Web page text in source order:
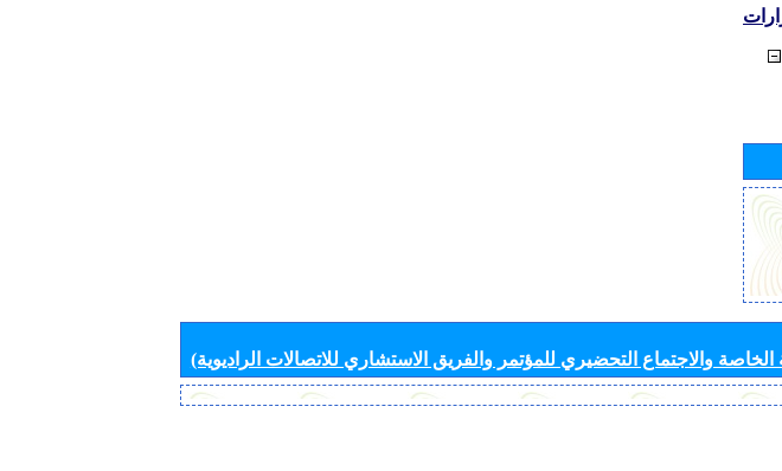
والاجتماع التحضيري للمؤتمر والفريق الاستشاري للاتصالات الراديوية)